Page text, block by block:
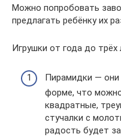
Можно попробовать
предлагать ребёнку их
Игрушки от года до трёх
Пирамидки — они
форме, что
квадратные,
стучалки с
радость будет